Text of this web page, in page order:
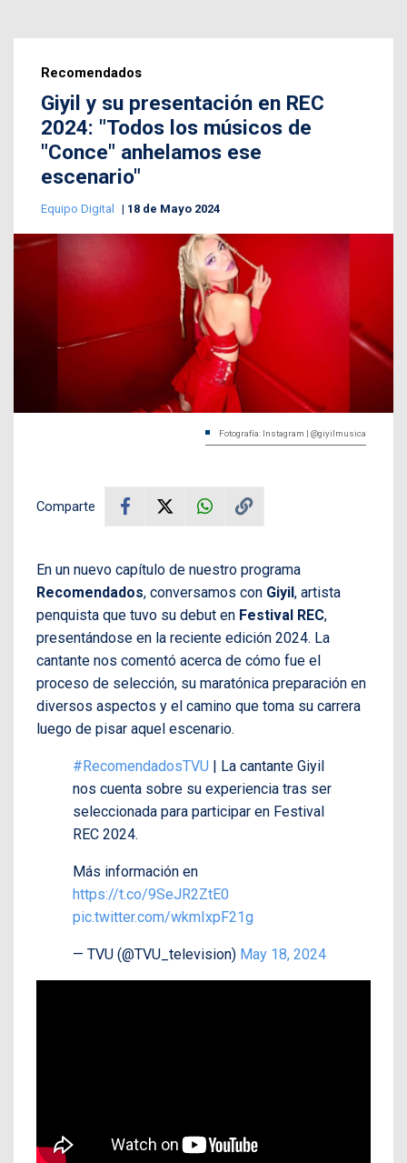
Recomendados
Giyil y su presentación en REC
2024: "Todos los músicos de
"Conce" anhelamos ese
escenario"
Equipo Digital 18 de Mayo 2024
Fotografía: Instagram | @giyilmusica
Comparte
En un nuevo capítulo de nuestro programa
Recomendados, conversamos con Giyil, artista
penquista que tuvo su debut en Festival REC,
presentándose en la reciente edición 2024. La
cantante nos comentó acerca de cómo fue el
proceso de selección, su maratónica preparación en
diversos aspectos y el camino que toma su carrera
luego de pisar aquel escenario.
#RecomendadosTVU | La cantante Giyil
nos cuenta sobre su experiencia tras ser
seleccionada para participar en Festival
REC 2024.
Más información en
https://t.co/9SeJR2ZtE0
pic.twitter.com/wkmIxpF21g
— TVU (@TVU_television) May 18, 2024